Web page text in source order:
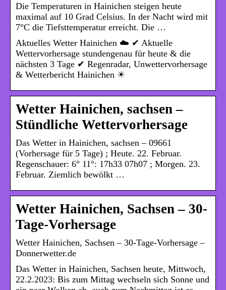
Die Temperaturen in Hainichen steigen heute
maximal auf 10 Grad Celsius. In der Nacht wird mit
7°C die Tiefsttemperatur erreicht. Die …
Aktuelles Wetter Hainichen ☁️ ✔ Aktuelle
Wettervorhersage stundengenau für heute & die
nächsten 3 Tage ✔ Regenradar, Unwettervorhersage
& Wetterbericht Hainichen ☀
Wetter Hainichen, sachsen –
Stündliche Wettervorhersage
Das Wetter in Hainichen, sachsen – 09661
(Vorhersage für 5 Tage) ; Heute. 22. Februar.
Regenschauer: 6° 11°: 17h33 07h07 ; Morgen. 23.
Februar. Ziemlich bewölkt …
Wetter Hainichen, Sachsen – 30-
Tage-Vorhersage
Wetter Hainichen, Sachsen – 30-Tage-Vorhersage –
Donnerwetter.de
Das Wetter in Hainichen, Sachsen heute, Mittwoch,
22.2.2023: Bis zum Mittag wechseln sich Sonne und